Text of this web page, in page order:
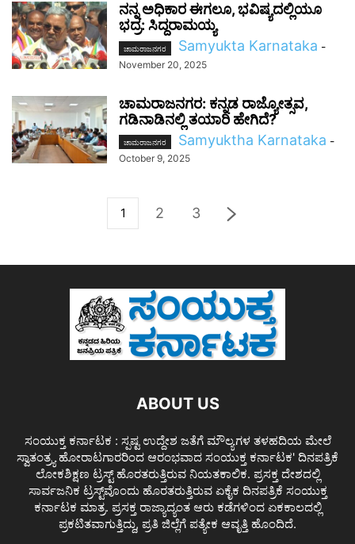
ನನ್ನ ಅಧಿಕಾರ ಈಗಲೂ, ಭವಿಷ್ಯದಲ್ಲಿಯೂ
ಭದ್ರ: ಸಿದ್ದರಾಮಯ್ಯ
ಚಾಮರಾಜನಗರ Samyukta Karnataka -
November 20, 2025
ಚಾಮರಾಜನಗರ: ಕನ್ನಡ ರಾಜ್ಯೋತ್ಸವ,
ಗಡಿನಾಡಿನಲ್ಲಿ ತಯಾರಿ ಹೇಗಿದೆ?
ಚಾಮರಾಜನಗರ Samyuktha Karnataka -
October 9, 2025
1 2 3
ABOUT US
ಸಂಯುಕ್ತ ಕರ್ನಾಟಕ : ಸ್ಪಷ್ಟ ಉದ್ದೇಶ ಜತೆಗೆ ಮೌಲ್ಯಗಳ ತಳಹದಿಯ ಮೇಲೆ
ಸ್ವಾತಂತ್ರ್ಯ ಹೋರಾಟಗಾರರಿಂದ ಆರಂಭವಾದ ಸಂಯುಕ್ತ ಕರ್ನಾಟಕ' ದಿನಪತ್ರಿಕೆ
ಲೋಕಶಿಕ್ಷಣ ಟ್ರಸ್ಟ್ ಹೊರತರುತ್ತಿರುವ ನಿಯತಕಾಲಿಕ. ಪ್ರಸಕ್ತ ದೇಶದಲ್ಲಿ
ಸಾರ್ವಜನಿಕ ಟ್ರಸ್ಟ್‌ವೊಂದು ಹೊರತರುತ್ತಿರುವ ಏಕೈಕ ದಿನಪತ್ರಿಕೆ ಸಂಯುಕ್ತ
ಕರ್ನಾಟಕ ಮಾತ್ರ. ಪ್ರಸಕ್ತ ರಾಜ್ಯಾದ್ಯಂತ ಆರು ಕಡೆಗಳಿಂದ ಏಕಕಾಲದಲ್ಲಿ
ಪ್ರಕಟಿತವಾಗುತ್ತಿದ್ದು, ಪ್ರತಿ ಜಿಲ್ಲೆಗೆ ಪತ್ಯೇಕ ಆವೃತ್ತಿ ಹೊಂದಿದೆ.